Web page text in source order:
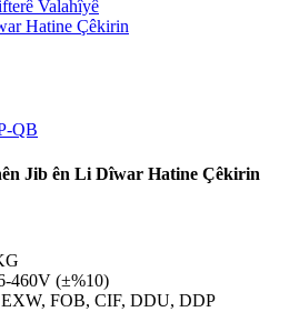
Valahîyê
Hatine Çêkirin
Jib ên Li Dîwar Hatine Çêkirin
460V (±%10)
EXW, FOB, CIF, DDU, DDP